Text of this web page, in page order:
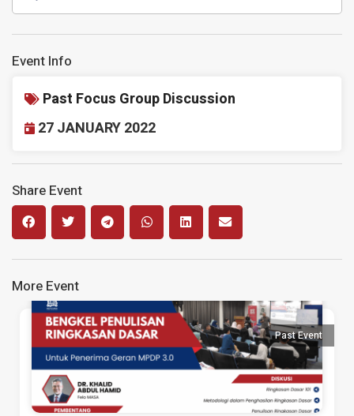
Event Info
Past Focus Group Discussion
27 JANUARY 2022
Share Event
More Event
Past Event